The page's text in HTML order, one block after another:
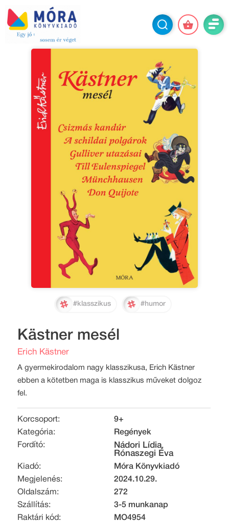
#klasszikus #humor
Kästner mesél
Erich Kästner
A gyermekirodalom nagy klasszikusa, Erich Kästner
ebben a kötetben maga is klasszikus műveket dolgoz
fel.
Korcsoport:
9+
Kategória:
Regények
Fordító:
Nádori Lídia,
Rónaszegi Éva
Kiadó:
Móra Könyvkiadó
Megjelenés:
2024.10.29.
Oldalszám:
272
Szállítás:
3-5 munkanap
Raktári kód:
MO4954